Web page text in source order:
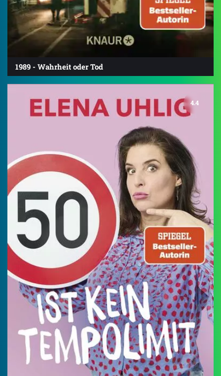
1989 - Wahrheit oder Tod
4.4